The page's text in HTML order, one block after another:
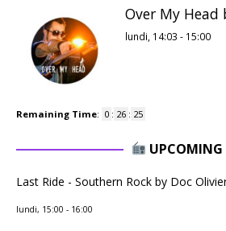
Over My Head
lundi, 14:03 - 15:00
Remaining Time: 0 : 26 : 24
UPCOMING
Last Ride - Southern Rock by Doc
lundi, 15:00 - 16:00